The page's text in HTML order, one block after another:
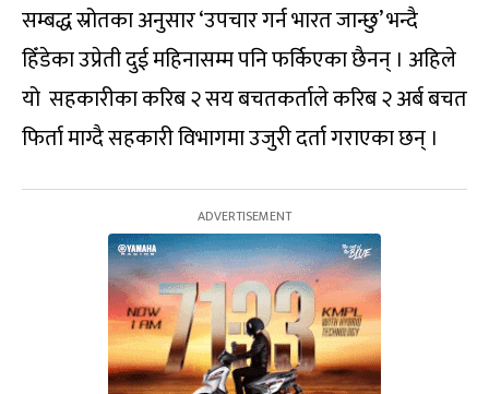
सम्बद्ध स्रोतका अनुसार ‘उपचार गर्न भारत जान्छु’ भन्दै
हिँडेका उप्रेती दुई महिनासम्म पनि फर्किएका छैनन् । अहिले
यो सहकारीका करिब २ सय बचतकर्ताले करिब २ अर्ब बचत
फिर्ता माग्दै सहकारी विभागमा उजुरी दर्ता गराएका छन् ।